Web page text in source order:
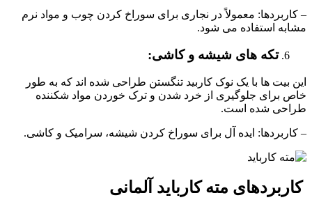
– کاربردها: معمولاً در نجاری برای سوراخ کردن چوب و مواد نرم
مشابه استفاده می شود.
تکه های شیشه و کاشی:
این بیت ها با یک نوک کاربید تنگستن طراحی شده اند که به طور
خاص برای جلوگیری از خرد شدن و ترک خوردن مواد شکننده
طراحی شده است.
– کاربردها: ایده آل برای سوراخ کردن شیشه، سرامیک و کاشی.
کاربردهای مته کارباید آلمانی